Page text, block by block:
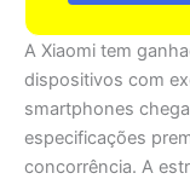
A Xiaomi tem
dispositivos com
smartphones
especificações
concorrência. A